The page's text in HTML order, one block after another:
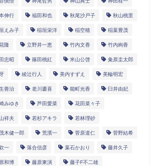
伸行 福田和也 秋尾沙戸子 秋山桃里
えみ子 稲垣栄洋 稲空穂 稲葉豊茂
隆 立野井一恵 竹内文香 竹内絢香
忠昭 篠田桃紅 米山公啓 粂原圭太郎
綾辻行人 美内すずえ 美輪明宏
善治 老川慶喜 能町光香 臼井由妃
みゆき 芦田愛菜 花田菜々子
祥夫 若杉アキラ 若林理砂
茂木健一郎 荒濱一 菅原道仁 菅野結希
一 落合信彦 葉石かおり 藤井久子
和博 藤原東演 藤子F不二雄